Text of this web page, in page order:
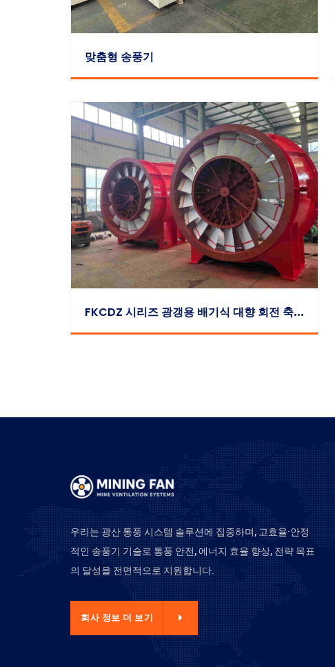
맞춤형 송풍기
F
KCDZ 시리즈 광갱용 배기식 대향 회전 축류 송풍기
우리는 광산 통풍 시스템 솔루션에 집중하며, 고효율·안정
적인 송풍기 기술로 통풍 안전, 에너지 효율 향상, 전략 목표
의 달성을 전면적으로 지원합니다.
회사 정보 더 보기